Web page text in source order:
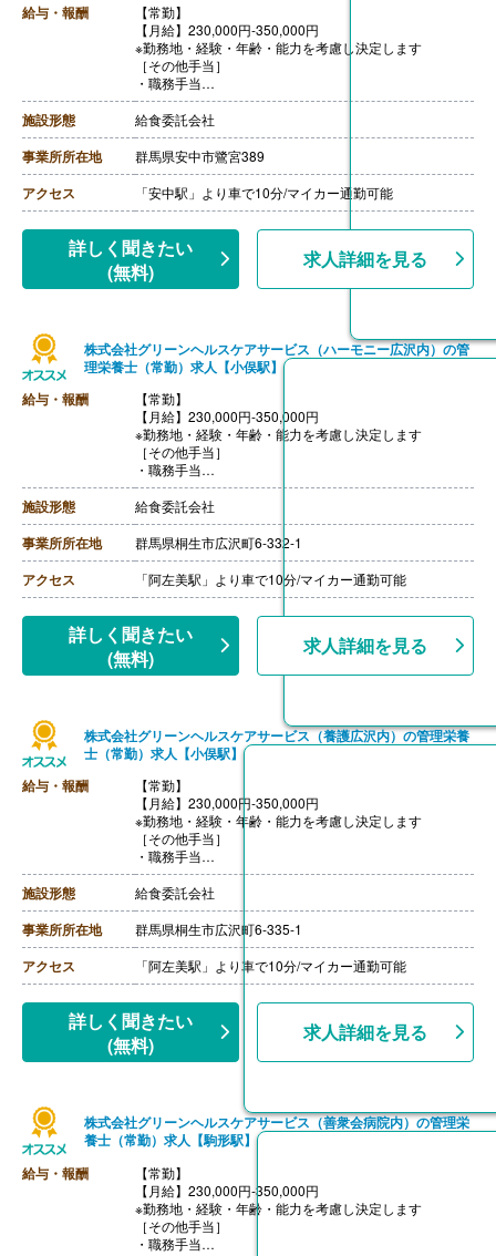
給与・報酬
【常勤】
【月給】230,000円-350,000円
※勤務地・経験・年齢・能力を考慮し決定します
［その他手当］
・職務手当
・食事手当
・年末年始手当
【賞与】年2回（7月、12月）※会社業績、各個人実績に
応じて決定（前年度実績 2.00ヶ月/年）
【通勤手当】あり（全額支給）
【退職金】なし
施設形態 給食委託会社
事業所所在地 群馬県安中市鷺宮389
アクセス 「安中駅」より車で10分/マイカー通勤可能
詳しく聞きたい
(無料)
求人詳細を見る
株式会社グリーンヘルスケアサービス（ハーモニー広沢内）の管
理栄養士（常勤）求人【小俣駅】
給与・報酬
【常勤】
【月給】230,000円-350,000円
※勤務地・経験・年齢・能力を考慮し決定します
［その他手当］
・職務手当
・食事手当
・年末年始手当
【賞与】年2回（7月、12月）※会社業績、各個人実績に
応じて決定（前年度実績 2.00ヶ月/年）
【通勤手当】あり（全額支給）
【退職金】なし
施設形態 給食委託会社
事業所所在地 群馬県桐生市広沢町6-332-1
アクセス 「阿左美駅」より車で10分/マイカー通勤可能
詳しく聞きたい
(無料)
求人詳細を見る
株式会社グリーンヘルスケアサービス（養護広沢内）の管理栄養
士（常勤）求人【小俣駅】
給与・報酬
【常勤】
【月給】230,000円-350,000円
※勤務地・経験・年齢・能力を考慮し決定します
［その他手当］
・職務手当
・食事手当
・年末年始手当
【賞与】年2回（7月、12月）※会社業績、各個人実績に
応じて決定（前年度実績 2.00ヶ月/年）
【通勤手当】あり（全額支給）
【退職金】なし
施設形態 給食委託会社
事業所所在地 群馬県桐生市広沢町6-335-1
アクセス 「阿左美駅」より車で10分/マイカー通勤可能
詳しく聞きたい
(無料)
求人詳細を見る
株式会社グリーンヘルスケアサービス（善衆会病院内）の管理栄
養士（常勤）求人【駒形駅】
給与・報酬
【常勤】
【月給】230,000円-350,000円
※勤務地・経験・年齢・能力を考慮し決定します
［その他手当］
・職務手当